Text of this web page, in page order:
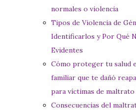
normales o violencia
Tipos de Violencia de
Identificarlos y Por Qué
Evidentes
Cómo proteger tu salud
familiar que te dañó
para víctimas de
Consecuencias del